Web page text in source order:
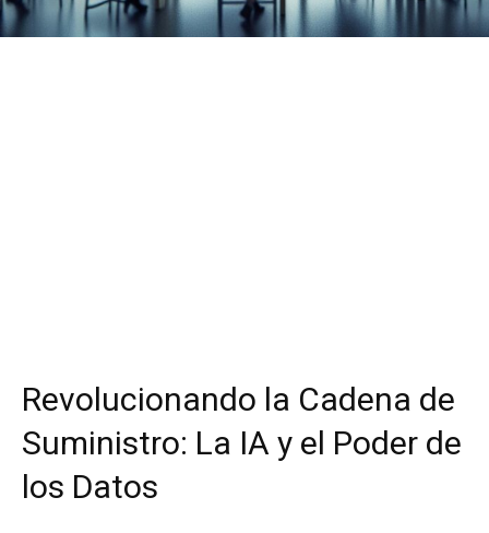
Revolucionando la Cadena de
Suministro: La IA y el Poder de
los Datos